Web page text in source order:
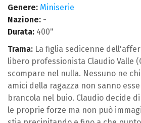
Genere: Miniserie
Nazione: -
Durata: 400"
Trama: La figlia sedicenne
libero professionista Claudio Valle
scompare nel nulla. Nessuno ne
amici della ragazza non sanno
brancola nel buio. Claudio decide
le proprie forze ma non può